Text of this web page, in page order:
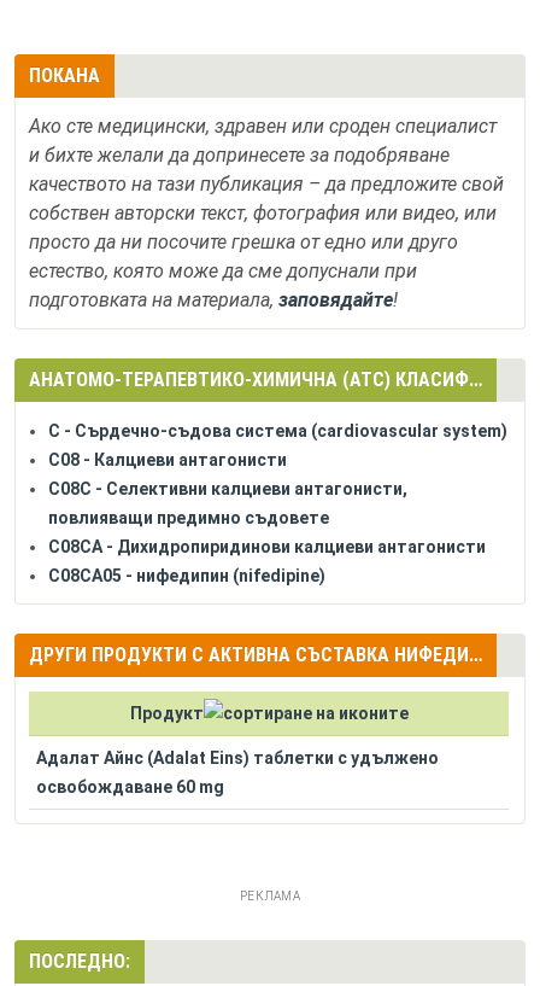
ПОКАНА
Ако сте медицински, здравен или сроден специалист
и бихте желали да допринесете за подобряване
качеството на тази публикация – да предложите свой
собствен авторски текст, фотография или видео, или
просто да ни посочите грешка от едно или друго
естество, която може да сме допуснали при
подготовката на материала, заповядайте!
АНАТОМО-ТЕРАПЕВТИКО-ХИМИЧНА (АТС) КЛАСИФИКАЦИЯ
C - Сърдечно-съдова система (cardiovascular system)
C08 - Калциеви антагонисти
C08C - Селективни калциеви антагонисти,
повлияващи предимно съдовете
C08CA - Дихидропиридинови калциеви антагонисти
C08CA05 - нифедипин (nifedipine)
ДРУГИ ПРОДУКТИ С АКТИВНА СЪСТАВКА НИФЕДИПИН (NIFEDIPINE)
Продукт
Адалат Айнс (Adalat Eins) таблетки с удължено
освобождаване 60 mg
РЕКЛАМА
ПОСЛЕДНО: